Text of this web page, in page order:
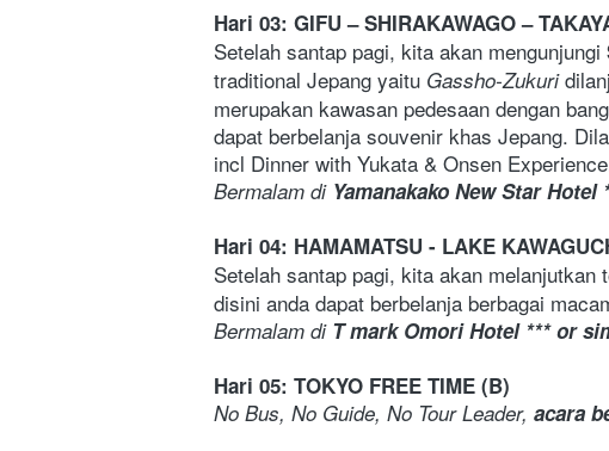
Hari 03: GIFU – SHIRAKAWAGO –
Setelah santap pagi, kita akan mengunjungi
traditional Jepang yaitu Gassho-Zukuri
merupakan kawasan pedesaan dengan
dapat berbelanja souvenir khas Jepang.
incl Dinner with Yukata & Onsen
Bermalam di Yamanakako New Star Hotel
Hari 04: HAMAMATSU - LAKE
Setelah santap pagi, kita akan melanjutkan
disini anda dapat berbelanja berbagai
Bermalam di T mark Omori Hotel *** or
Hari 05: TOKYO FREE TIME (B)
No Bus, No Guide, No Tour Leader, acara